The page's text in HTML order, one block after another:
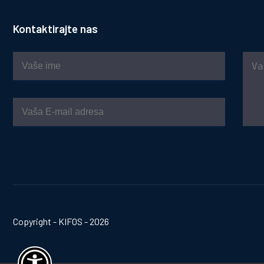
Kontaktirajte nas
Copyright - KIFOS - 2026